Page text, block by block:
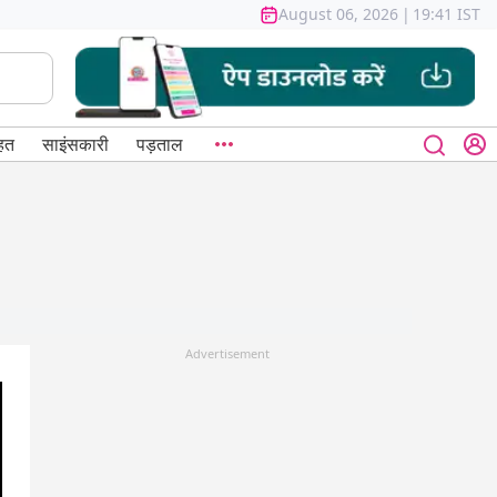
August 06, 2026 | 19:41 IST
साइंसकारी पड़ताल
Advertisement